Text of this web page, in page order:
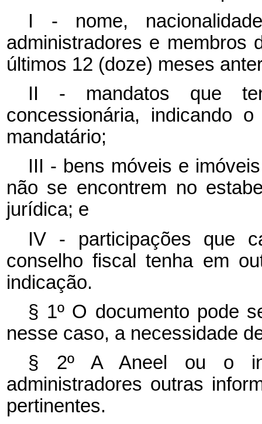
I - nome,
administradores e membros
últimos 12 (doze) meses
II - mandatos que
concessionária, indicando
mandatário;
III - bens móveis e
não se encontrem no
jurídica; e
IV - participações que
conselho fiscal tenha em
indicação.
§ 1º O documento pode
nesse caso, a necessidade
§ 2º A Aneel ou o
administradores outras
pertinentes.